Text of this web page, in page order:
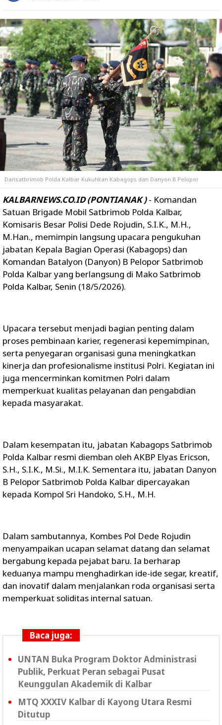
Dansatbrimob Polda Kalbar Kukuhkan Kabagops dan Danyon B Pelopor
KALBARNEWS.CO.ID (PONTIANAK )- Komandan
Satuan Brigade Mobil Satbrimob Polda Kalbar,
Komisaris Besar Polisi Dede Rojudin, S.I.K., M.H.,
M.Han., memimpin langsung upacara pengukuhan
jabatan Kepala Bagian Operasi (Kabagops) dan
Komandan Batalyon (Danyon) B Pelopor Satbrimob
Polda Kalbar yang berlangsung di Mako Satbrimob
Polda Kalbar, Senin (18/5/2026).
Upacara tersebut menjadi bagian penting dalam
proses pembinaan karier, regenerasi kepemimpinan,
serta penyegaran organisasi guna meningkatkan
kinerja dan profesionalisme institusi Polri. Kegiatan ini
juga mencerminkan komitmen Polri dalam
memperkuat kualitas pelayanan dan pengabdian
kepada masyarakat.
Dalam kesempatan itu, jabatan Kabagops Satbrimob
Polda Kalbar resmi diemban oleh AKBP Elyas Ericson,
S.H., S.I.K., M.Si., M.I.K. Sementara itu, jabatan Danyon
B Pelopor Satbrimob Polda Kalbar dipercayakan
kepada Kompol Sri Handoko, S.H., M.H.
Dalam sambutannya, Kombes Pol Dede Rojudin
menyampaikan ucapan selamat datang dan selamat
bergabung kepada pejabat baru. Ia berharap
keduanya mampu menghadirkan ide-ide segar, kreatif,
dan inovatif dalam menjalankan roda organisasi serta
memperkuat soliditas internal satuan.
Baca juga:
UNTAN Buka Program Doktor Administrasi
Publik, Perkuat Peran sebagai Pusat
Keunggulan Akademik di Kalbar
MTQ XXXIV Kalbar di Kayong Utara Resmi
Ditutup